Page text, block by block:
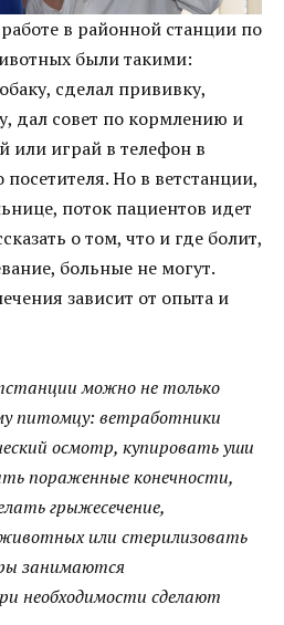
в районной станции по
были такими:
сделал прививку,
дал совет по кормлению и
или играй в телефон в
Но в ветстанции,
поток пациентов идет
о том, что и где болит,
больные не могут.
зависит от опыта и
можно не только
питомцу: ветработники
осмотр, купировать уши
пораженные конечности,
грыжесечение,
или стерилизовать
занимаются
необходимости сделают